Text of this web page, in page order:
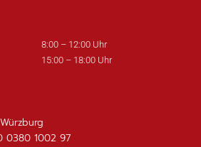
8:00 – 12:00 Uhr
15:00 – 18:00 Uhr
0380 1002 97